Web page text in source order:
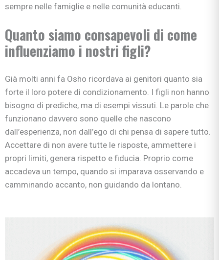
sempre nelle famiglie e nelle comunità educanti.
Quanto siamo consapevoli di come
influenziamo i nostri figli?
Già molti anni fa Osho ricordava ai genitori quanto sia
forte il loro potere di condizionamento. I figli non hanno
bisogno di prediche, ma di esempi vissuti. Le parole che
funzionano davvero sono quelle che nascono
dall’esperienza, non dall’ego di chi pensa di sapere tutto.
Accettare di non avere tutte le risposte, ammettere i
propri limiti, genera rispetto e fiducia. Proprio come
accadeva un tempo, quando si imparava osservando e
camminando accanto, non guidando da lontano.